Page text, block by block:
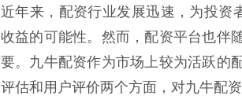
近年来，配资行业发展迅速，为投资
收益的可能性。然而，配资平台也伴
要。九牛配资作为市场上较为活跃的
评估和用户评价两个方面，对九牛配